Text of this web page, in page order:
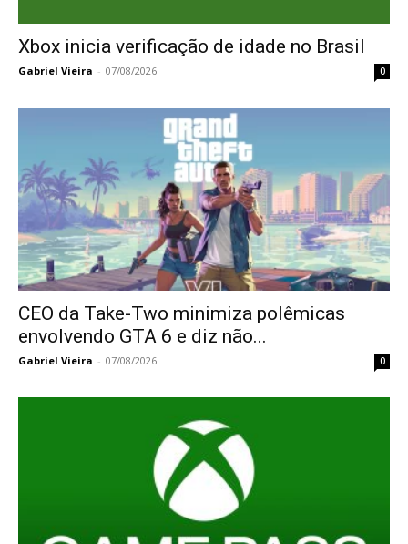
Xbox inicia verificação de idade no Brasil
Gabriel Vieira - 07/08/2026 0
CEO da Take-Two minimiza polêmicas
envolvendo GTA 6 e diz não...
Gabriel Vieira - 07/08/2026 0